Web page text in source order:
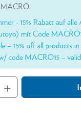
- 15% Rabatt auf
mít Code
– 15% off all products
code MACRO15 –